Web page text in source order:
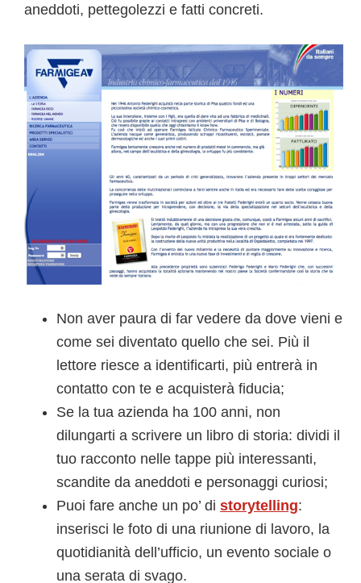
aneddoti, pettegolezzi e fatti concreti.
Non aver paura di far vedere da dove vieni e
come sei diventato quello che sei. Più il
lettore riesce a identificarti, più entrerà in
contatto con te e acquisterà fiducia;
Se la tua azienda ha 100 anni, non
dilungarti a scrivere un libro di storia: dividi il
tuo racconto nelle tappe più interessanti,
scandite da aneddoti e personaggi curiosi;
Puoi fare anche un po’ di storytelling:
inserisci le foto di una riunione di lavoro, la
quotidianità dell’ufficio, un evento sociale o
una serata di svago.